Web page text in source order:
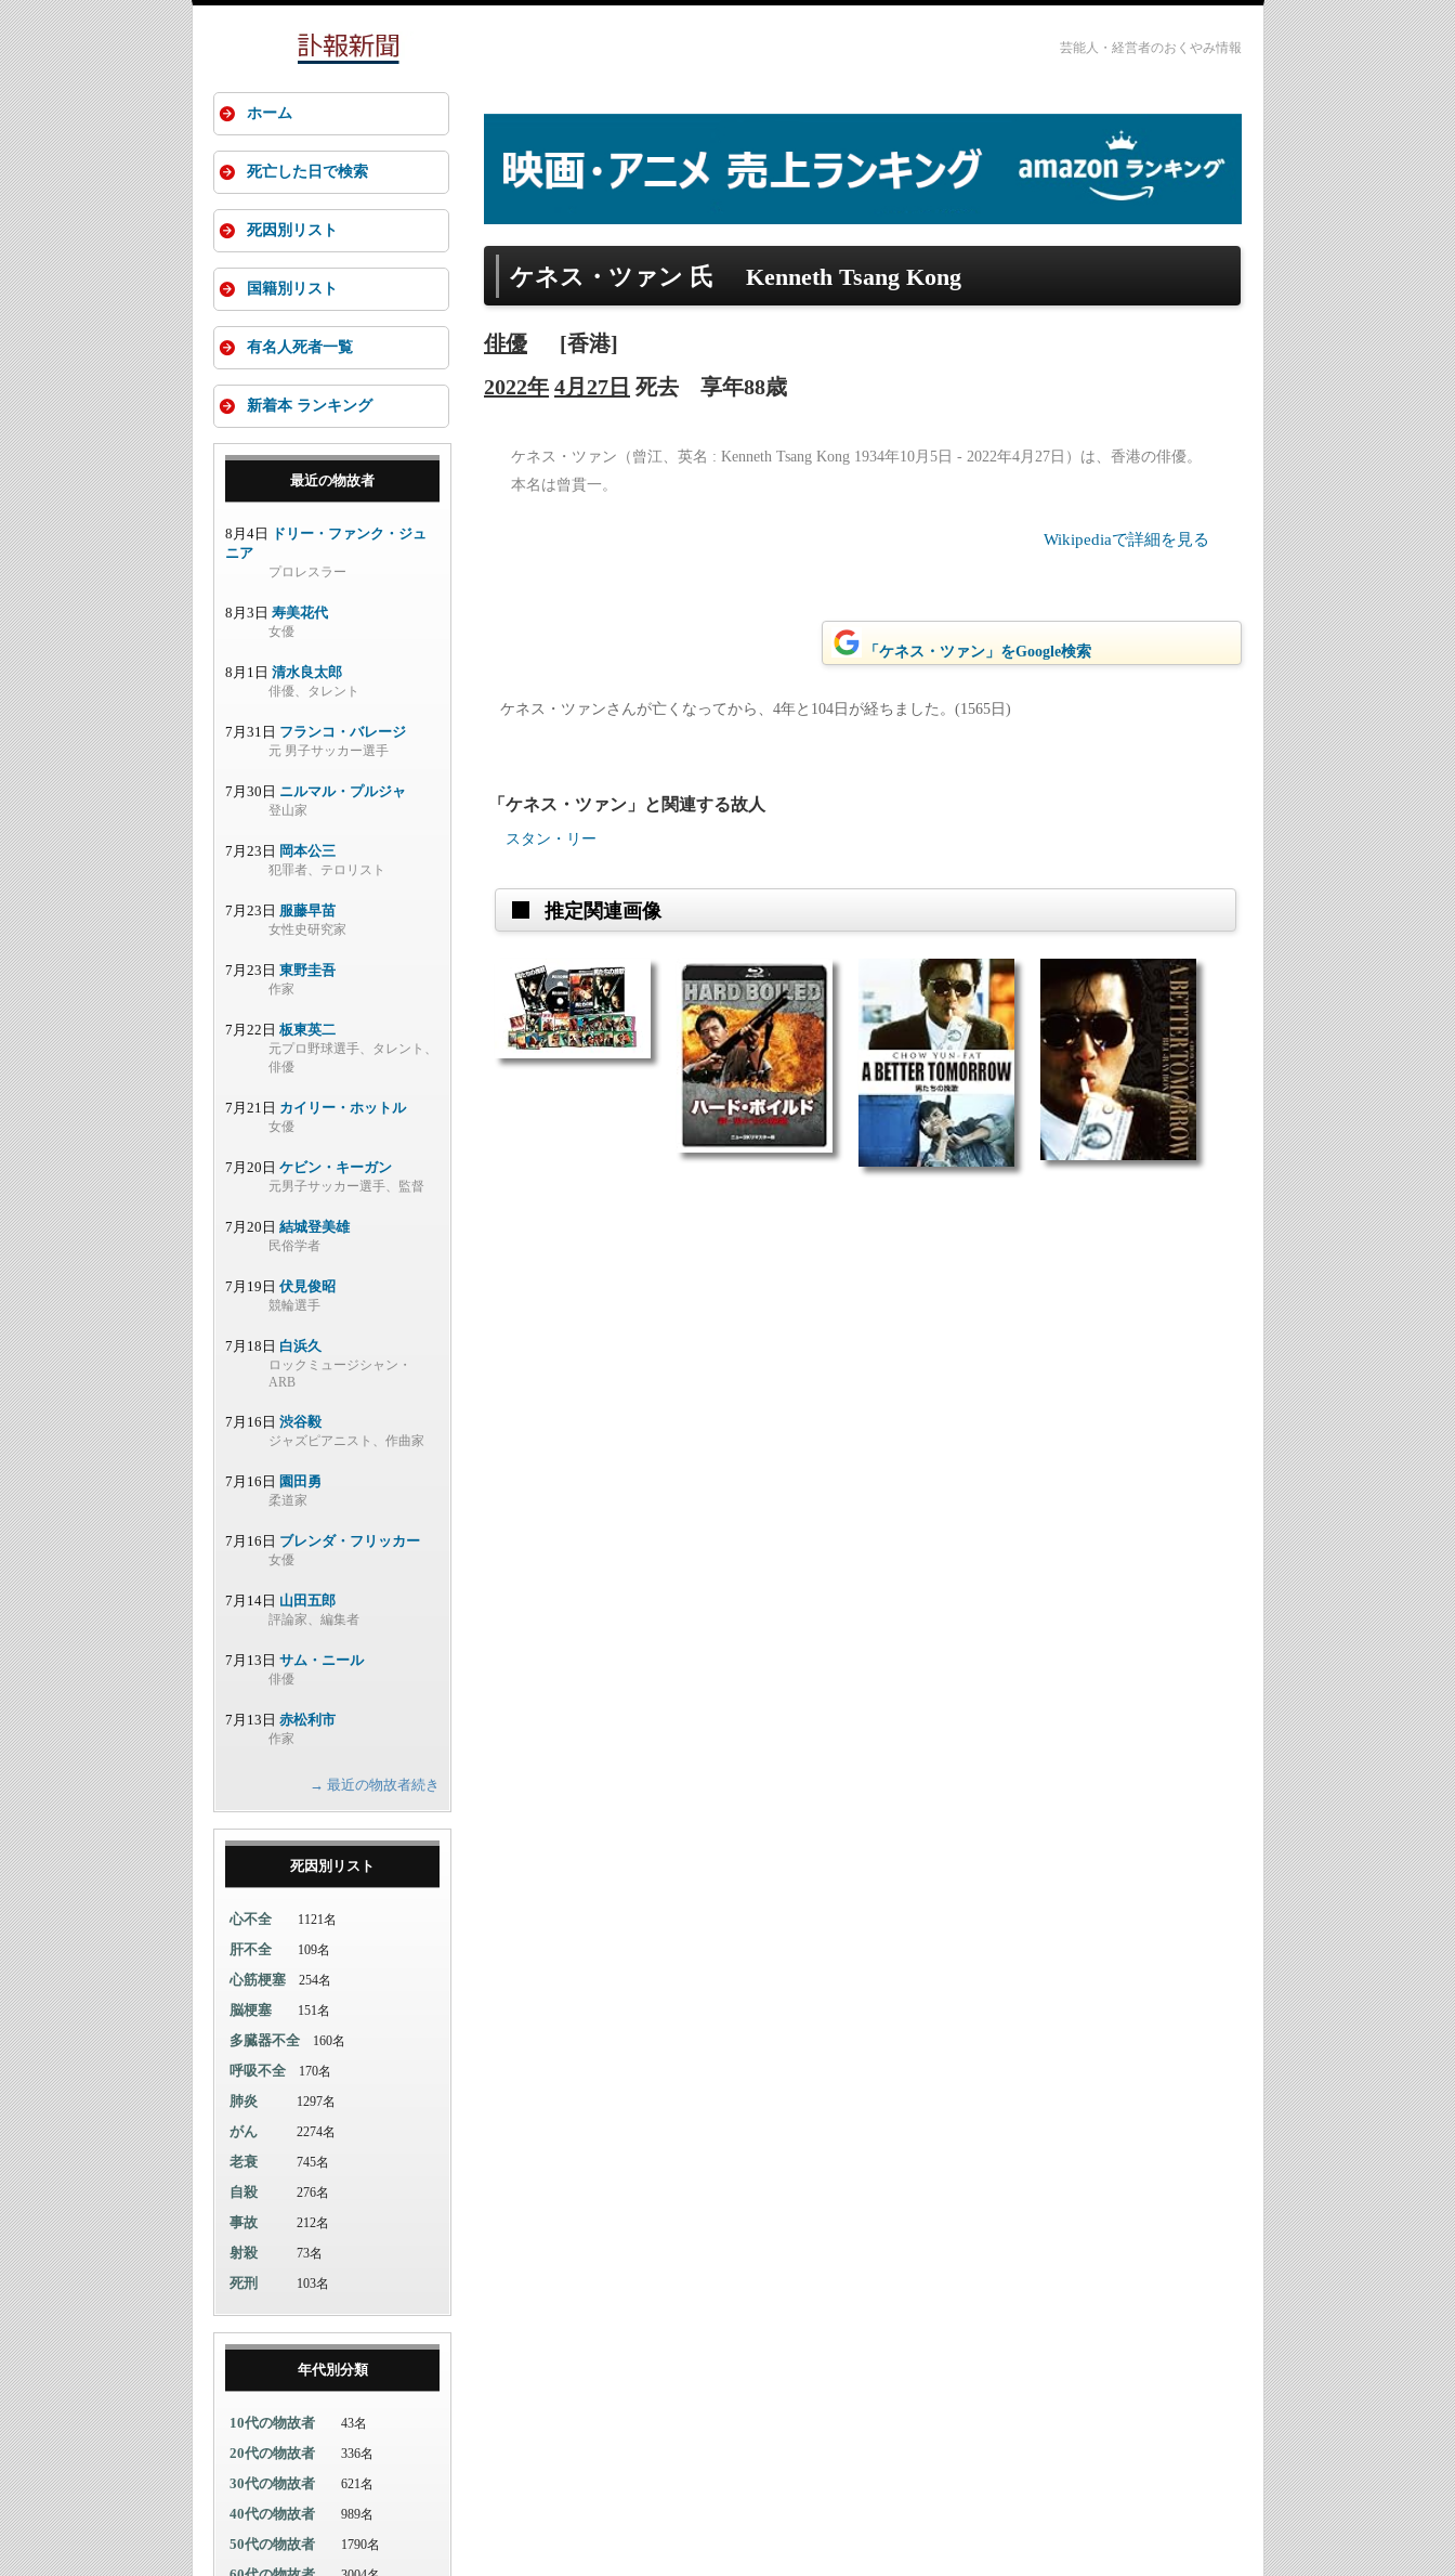
芸能人・経営者のおくやみ情報
ケネス・ツァン 氏 Kenneth Tsang Kong
俳優
[香港]
2022年 4月27日 死去 享年88歳
ケネス・ツァン（曾江、英名 : Kenneth Tsang Kong 1934年10月5日 - 2022年4月27日）は、香港の俳優。
本名は曾貫一。
Wikipediaで詳細を見る
「ケネス・ツァン」をGoogle検索
ケネス・ツァンさんが亡くなってから、4年と104日が経ちました。(1565日)
「ケネス・ツァン」と関連する故人
スタン・リー
推定関連画像
ホーム
死亡した日で検索
死因別リスト
国籍別リスト
有名人死者一覧
新着本 ランキング
最近の物故者
8月4日
ドリー・ファンク・ジュ
ニア
プロレスラー
8月3日 寿美花代
女優
8月1日 清水良太郎
俳優、タレント
7月31日 フランコ・バレージ
元 男子サッカー選手
7月30日 ニルマル・プルジャ
登山家
7月23日 岡本公三
犯罪者、テロリスト
7月23日 服藤早苗
女性史研究家
7月23日 東野圭吾
作家
7月22日 板東英二
元プロ野球選手、タレント、
俳優
7月21日 カイリー・ホットル
女優
7月20日 ケビン・キーガン
元男子サッカー選手、監督
7月20日 結城登美雄
民俗学者
7月19日 伏見俊昭
競輪選手
7月18日 白浜久
ロックミュージシャン・
ARB
7月16日 渋谷毅
ジャズピアニスト、作曲家
7月16日 園田勇
柔道家
7月16日 ブレンダ・フリッカー
女優
7月14日 山田五郎
評論家、編集者
7月13日 サム・ニール
俳優
7月13日 赤松利市
作家
→ 最近の物故者続き
死因別リスト
心不全 1121名
肝不全 109名
心筋梗塞 254名
脳梗塞 151名
多臓器不全 160名
呼吸不全 170名
肺炎 1297名
がん 2274名
老衰 745名
自殺 276名
事故 212名
射殺 73名
死刑 103名
年代別分類
10代の物故者 43名
20代の物故者 336名
30代の物故者 621名
40代の物故者 989名
50代の物故者 1790名